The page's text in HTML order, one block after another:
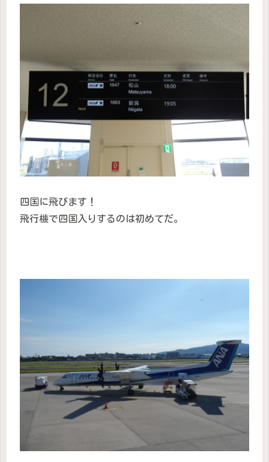
四国に飛びます！
飛行機で四国入りするのは初めてだ。